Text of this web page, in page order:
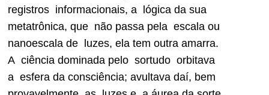
registros informacionais, a lógica da sua
metatrônica, que não passa pela escala ou
nanoescala de luzes, ela tem outra amarra.
A ciência dominada pelo sortudo orbitava
a esfera da consciência; avultava daí, bem